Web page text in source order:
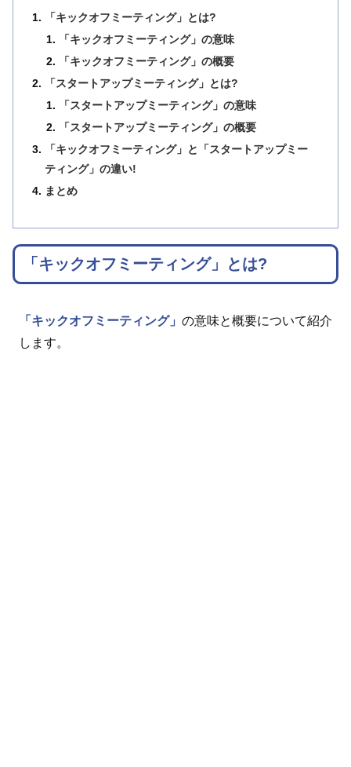
「キックオフミーティング」とは?
「キックオフミーティング」の意味
「キックオフミーティング」の概要
「スタートアップミーティング」とは?
「スタートアップミーティング」の意味
「スタートアップミーティング」の概要
「キックオフミーティング」と「スタートアップミー
ティング」の違い!
まとめ
「キックオフミーティング」とは?
「キックオフミーティング」 の意味と概要について紹介
します。